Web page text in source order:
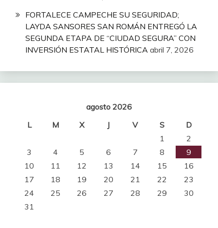
FORTALECE CAMPECHE SU SEGURIDAD;
LAYDA SANSORES SAN ROMÁN ENTREGÓ LA
SEGUNDA ETAPA DE “CIUDAD SEGURA” CON
INVERSIÓN ESTATAL HISTÓRICA abril 7, 2026
agosto 2026
L
M X J V S
D
1
2
3
4 5 6 7 8
9
10
11 12 13 14 15
16
17
18 19 20 21 22
23
24
25 26 27 28 29
30
31